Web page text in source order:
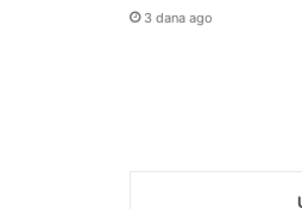
3 dana ago